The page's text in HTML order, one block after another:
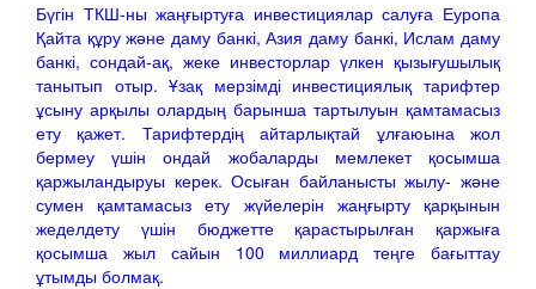
Бүгін ТКШ-ны жаңғыртуға инвестициялар салуға Еуропа
Қайта құру және даму банкі, Азия даму банкі, Ислам даму
банкі, сондай-ақ, жеке инвесторлар үлкен қызығушылық
танытып отыр. Ұзақ мерзімді инвестициялық тарифтер
ұсыну арқылы олардың барынша тартылуын қамтамасыз
ету қажет. Тарифтердің айтарлықтай ұлғаюына жол
бермеу үшін ондай жобаларды мемлекет қосымша
қаржыландыруы керек. Осыған байланысты жылу- және
сумен қамтамасыз ету жүйелерін жаңғырту қарқынын
жеделдету үшін бюджетте қарастырылған қаржыға
қосымша жыл сайын 100 миллиард теңге бағыттау
ұтымды болмақ.